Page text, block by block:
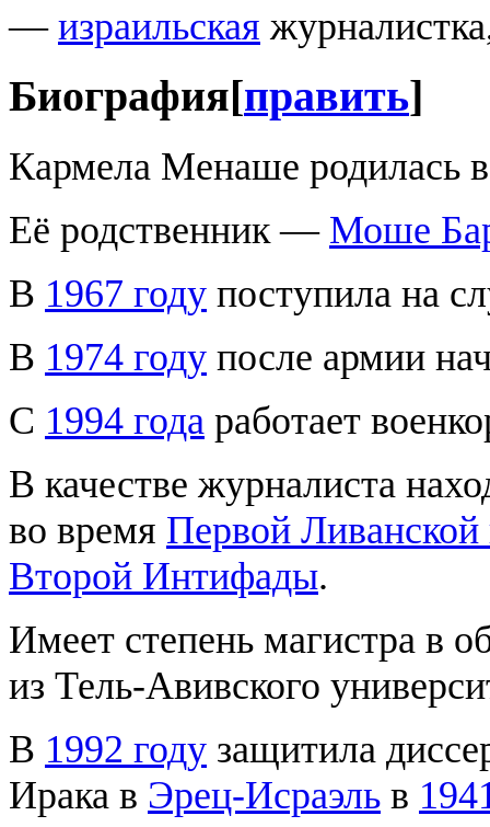
— израильская
Биография[править]
Кармела Менаше родилась
Её родственник — Моше
В 1967 году поступила на
В 1974 году после армии
С 1994 года работает
В качестве журналиста
во время Первой
Второй Интифады.
Имеет степень магистра в
из Тель-Авивского
В 1992 году защитила
Ирака в Эрец-Исраэль в